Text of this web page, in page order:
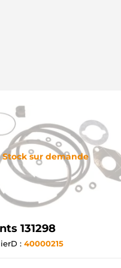
Stock sur demande
131298
: 40000215